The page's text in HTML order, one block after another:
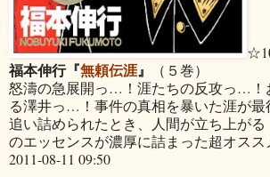
福本伸行『無頼伝涯』
（５巻）
怒濤の急展開っ…！涯たちの反攻っ…！
る澤井っ…！事件の真相を暴いた涯が最
追い詰められたとき、人間が立ち上が
のエッセンスが濃厚に詰まった超オスス
2011-08-11 09:50